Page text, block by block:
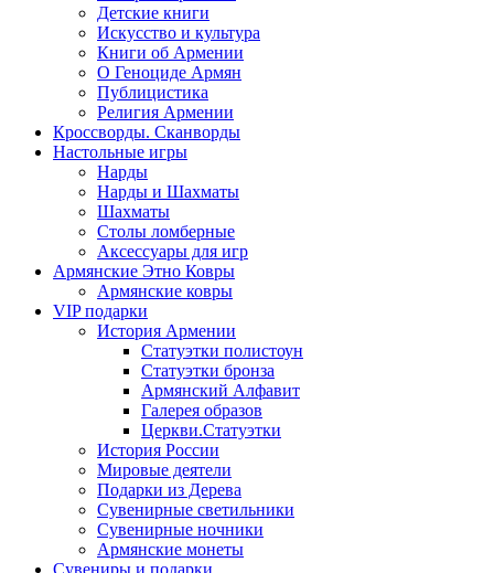
Детские книги
Иcкусство и культура
Книги об Армении
О Геноциде Армян
Публицистика
Религия Армении
Кроссворды. Сканворды
Настольные игры
Нарды
Нарды и Шахматы
Шахматы
Столы ломберные
Аксессуары для игр
Армянские Этно Ковры
Армянские ковры
VIP подарки
История Армении
Статуэтки полистоун
Статуэтки бронза
Армянский Алфавит
Галерея образов
Церкви.Статуэтки
История России
Мировые деятели
Подарки из Дерева
Сувенирные светильники
Сувенирные ночники
Армянские монеты
Сувениры и подарки